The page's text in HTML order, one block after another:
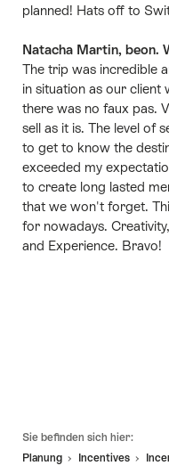
planned! Hats off to
Natacha Martin, beon.
The trip was incredible
in situation as our
there was no faux pas.
sell as it is. The level of
to get to know the
exceeded my
to create long lasted
that we won't forget.
for nowadays.
and Experience. Bravo!
Sie befinden sich hier:
Planung
Incentives